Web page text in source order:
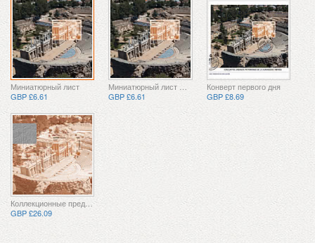
Миниатюрный лист
GBP £6.61
GBP £6.61
Конверт первого дня
GBP £8.69
GBP £26.09